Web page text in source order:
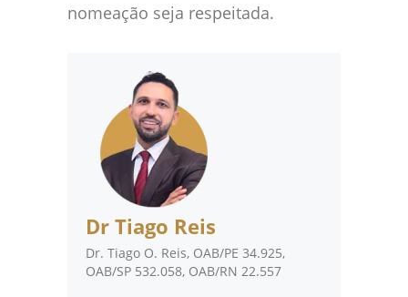
nomeação seja respeitada.
Dr Tiago Reis
Dr. Tiago O. Reis, OAB/PE 34.925,
OAB/SP 532.058, OAB/RN 22.557